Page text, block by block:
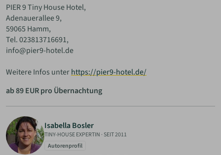
PIER 9 Tiny House Hotel,
Adenauerallee 9,
59065 Hamm,
Tel. 023813716691,
info@pier9-hotel.de
Weitere Infos unterhttps://pier9-hotel.de/
ab 89 EUR pro Übernachtung
Isabella Bosler
TINY-HOUSE EXPERTIN · SEIT 2011
Autorenprofil